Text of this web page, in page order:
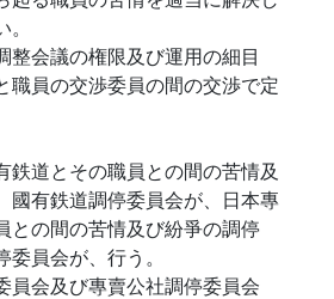
整会議の権限及び運用の細目
職員の交渉委員の間の交渉で定
鉄道とその職員との間の苦情及
國有鉄道調停委員会が、日本專
との間の苦情及び紛爭の調停
員会が、行う。
員会及び專賣公社調停委員会